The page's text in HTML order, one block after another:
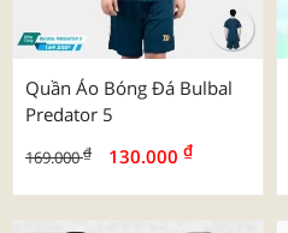
Quần Áo Bóng Đá Bulbal
Predator 5
169.000₫ 130.000 ₫